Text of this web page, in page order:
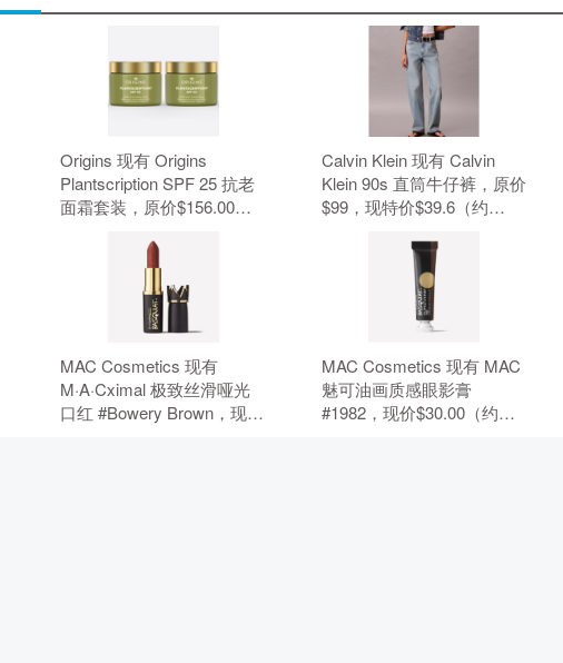
Origins 现有 Origins
Plantscription SPF 25 抗老
面霜套装，原价$156.00，
元）。 无需使用优惠码。
Calvin Klein 现有 Calvin
Klein 90s 直筒牛仔裤，原价
$99，现特价$39.6（约
MAC Cosmetics 现有
M·A·Cximal 极致丝滑哑光
口红 #Bowery Brown，现价
MAC Cosmetics 现有 MAC
魅可油画质感眼影膏
#1982，现价$30.00（约